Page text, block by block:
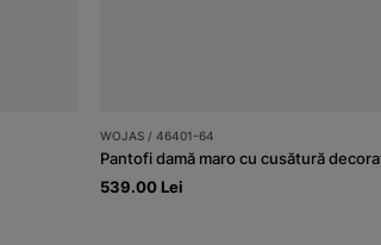
WOJAS / 46401-64
539.00 Lei